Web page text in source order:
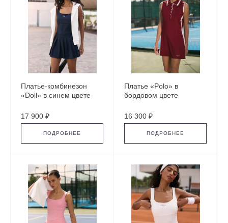
Платье-комбинезон
«Doll» в синем цвете
17 900 ₽
ПОДРОБНЕЕ
Платье «Polo» в
бордовом цвете
16 300 ₽
ПОДРОБНЕЕ